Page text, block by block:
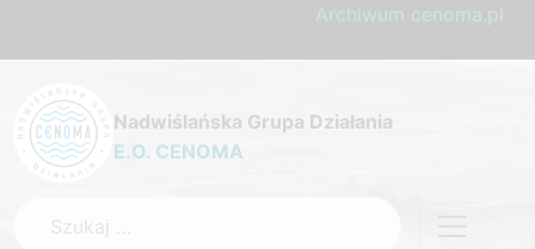
Archiwum cenoma.pl
Nadwiślańska Grupa Działania
E.O. CENOMA